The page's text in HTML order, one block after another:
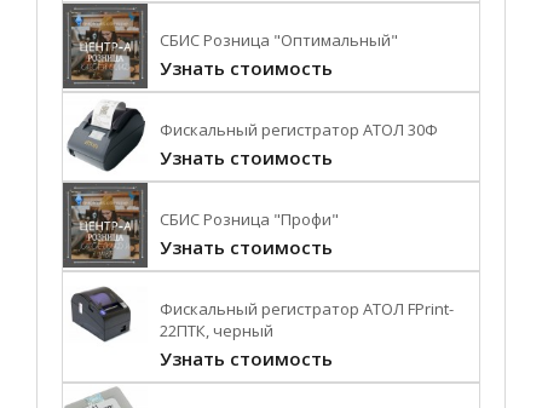
СБИС Розница "Оптимальный"
Узнать стоимость
Фискальный регистратор АТОЛ 30Ф
Узнать стоимость
СБИС Розница "Профи"
Узнать стоимость
Фискальный регистратор АТОЛ FPrint-
22ПТК, черный
Узнать стоимость